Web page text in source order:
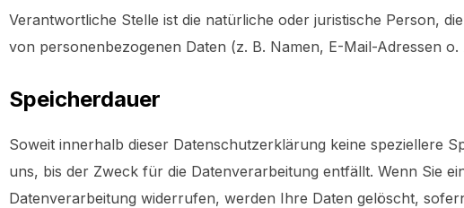
Verantwortliche Stelle ist die natürliche oder juristische Person,
von personenbezogenen Daten (z. B. Namen, E-Mail-Adressen o.
Speicherdauer
Soweit innerhalb dieser Datenschutzerklärung keine speziellere
uns, bis der Zweck für die Datenverarbeitung entfällt. Wenn Sie
Datenverarbeitung widerrufen, werden Ihre Daten gelöscht,